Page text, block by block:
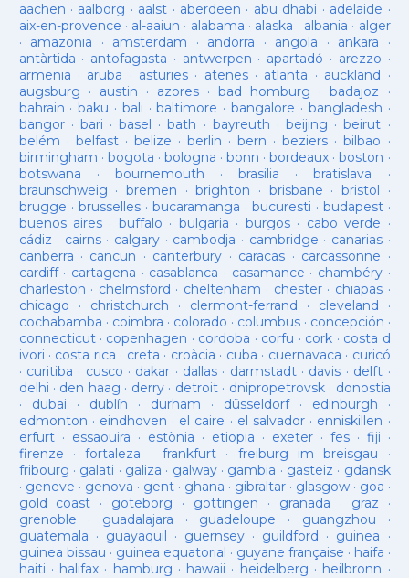
aachen · aalborg · aalst · aberdeen · abu dhabi · adelaide ·
aix-en-provence · al-aaiun · alabama · alaska · albania · alger
· amazonia · amsterdam · andorra · angola · ankara ·
antàrtida · antofagasta · antwerpen · apartadó · arezzo ·
armenia · aruba · asturies· atenes· atlanta · auckland ·
augsburg · austin · azores·bad homburg ·badajoz ·
bahrain ·baku · bali ·baltimore ·bangalore · bangladesh ·
bangor· bari ·basel ·bath · bayreuth ·beijing ·beirut ·
belém · belfast· belize · berlin ·bern ·beziers ·bilbao ·
birmingham · bogota · bologna ·bonn ·bordeaux ·boston ·
botswana · bournemouth ·brasilia ·bratislava ·
braunschweig · bremen ·brighton · brisbane · bristol ·
brugge · brusselles· bucaramanga · bucuresti · budapest·
buenos aires· buffalo · bulgaria · burgos· cabo verde ·
cádiz · cairns· calgary · cambodja · cambridge · canarias·
canberra · cancun · canterbury · caracas · carcassonne ·
cardiff· cartagena · casablanca · casamance · chambéry·
charleston · chelmsford · cheltenham · chester· chiapas ·
chicago · christchurch · clermont-ferrand · cleveland ·
cochabamba · coimbra · colorado · columbus· concepción ·
connecticut· copenhagen · cordoba · corfu · cork · costa d
ivori · costa rica · creta · croàcia · cuba · cuernavaca · curicó
· curitiba · cusco · dakar · dallas · darmstadt· davis · delft ·
delhi · den haag · derry· detroit· dnipropetrovsk· donostia
· dubai · dublín · durham · düsseldorf· edinburgh ·
edmonton · eindhoven · el caire · el salvador · enniskillen ·
erfurt· essaouira · estònia · etiopia · exeter· fes· fiji ·
firenze ·fortaleza · frankfurt· freiburg im breisgau ·
fribourg · galati · galiza · galway· gambia · gasteiz · gdansk
· geneve · genova · gent· ghana · gibraltar· glasgow· goa ·
gold coast · goteborg · gottingen · granada · graz ·
grenoble · guadalajara · guadeloupe · guangzhou ·
guatemala · guayaquil · guernsey· guildford · guinea ·
guinea bissau · guinea equatorial · guyane française · haifa ·
haiti · halifax · hamburg · hawaii · heidelberg · heilbronn ·